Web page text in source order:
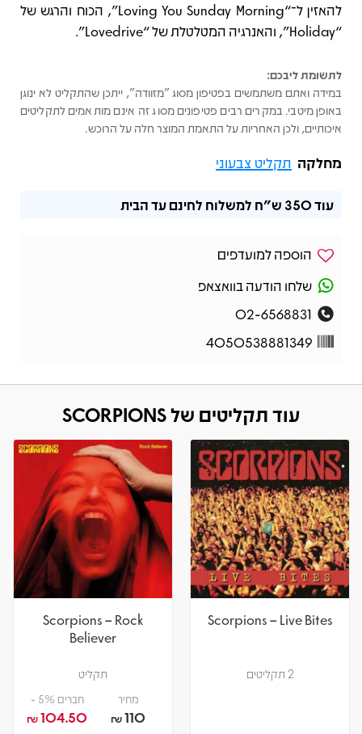
להאזין ל־“Loving You Sunday Morning”, הכוח והרגש של
“Holiday”, והאנרגיה המטלטלת של “Lovedrive”.
לתשומת ליבכם:
במידה ואתם משתמשים בפטיפון מסוג "מזוודה", ייתכן שהתקליט לא ינוגן
באופן מיטבי. במקרים רבים פטיפונים מסוג זה אינם מותאמים לתקליטים
איכותיים, ולכן האחריות על התאמת המוצר חלה על הרוכש.
מחלקה תקליט צבעוני
עוד350 ש"ח למשלוח לחינם עד הבית
הוספה למועדפים
שלחו הודעה בוואצאפ
02-6568831
4050538881349
עוד תקליטים של SCORPIONS
Scorpions – Live Bites
2 תקליטים
Scorpions – Rock
Believer
תקליט
מחיר
110
₪
חברים 5% -
104.50
₪